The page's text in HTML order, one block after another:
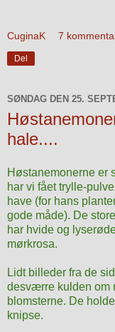
CuginaK 7
Del
SØNDAG DEN 25.
hale....
Høstanemonerne er
har vi fået trylle-
have (for hans
gode måde). De
har hvide og
mørkrosa.
Lidt billeder fra de
desværre kulden om
blomsterne. De
knipse.